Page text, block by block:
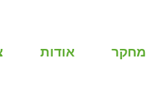
מחקר אודות